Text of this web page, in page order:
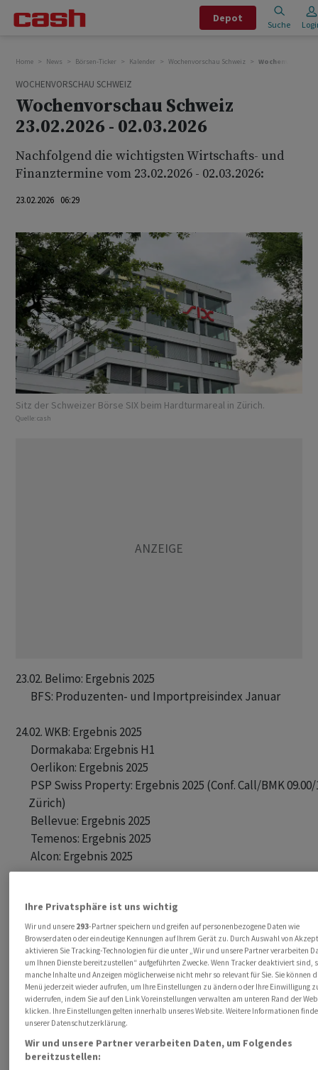
Depot
Suche
Home News Börsen-Ticker Kalender Wochenvorschau Schweiz Wochenvorschau
WOCHENVORSCHAU SCHWEIZ
Wochenvorschau Schweiz
23.02.2026 - 02.03.2026
Nachfolgend die wichtigsten Wirtschafts- und
Finanztermine vom 23.02.2026 - 02.03.2026:
23.02.2026 06:29
Sitz der Schweizer Börse SIX beim Hardturmareal in Zürich.
Quelle: cash
23.02. Belimo: Ergebnis 2025
       BFS: Produzenten- und Importpreisindex Januar
24.02. WKB: Ergebnis 2025
       Dormakaba: Ergebnis H1
       Oerlikon: Ergebnis 2025
PSP Swiss Property: Ergebnis 2025 (Conf. Call/BMK
      Zürich)
       Bellevue: Ergebnis 2025
       Temenos: Ergebnis 2025
       Alcon: Ergebnis 2025
       Georg Fischer: Ergebnis 2025
       Sandoz: Ergebnis 2025
       UBS-CFA Index Februar
       BFS: Logiernächte Dezember/Gesamtjahr 2025
       Alcon: Conf. Call 2025
       Messe FINANZ26
       Schweiz Tourismus: Jahres-MK
       Titlisbahnen: GV
Ihre Privatsphäre ist uns wichtig
Wir und unsere 293-Partner speichern und greifen auf personenbezogene Daten wie
Browserdaten oder eindeutige Kennungen auf Ihrem Gerät zu. Durch Auswahl von
aktivieren Sie Tracking-Technologien für die unter „Wir und unsere Partner verarbeiten
um Ihnen Dienste bereitzustellen“ aufgeführten Zwecke. Wenn Tracker deaktiviert sind,
manche Inhalte und Anzeigen möglicherweise nicht mehr so relevant für Sie. Sie können
Menü jederzeit wieder aufrufen, um Ihre Einstellungen zu ändern oder Ihre Einwilligung
widerrufen, indem Sie auf den Link Voreinstellungen verwalten am unteren Rand der
klicken. Ihre Einstellungen gelten innerhalb unseres Website. Weitere Informationen
unserer Datenschutzerklärung.
Wir und unsere Partner verarbeiten Daten, um Folgendes
bereitzustellen: